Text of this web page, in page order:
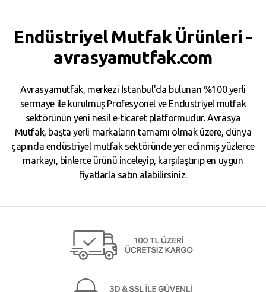
Endüstriyel Mutfak Ürünleri -
avrasyamutfak.com
Avrasyamutfak, merkezi İstanbul'da bulunan %100 yerli
sermaye ile kurulmuş Profesyonel ve Endüstriyel mutfak
sektörünün yeni nesil e-ticaret platformudur. Avrasya
Mutfak, başta yerli markaların tamamı olmak üzere, dünya
çapında endüstriyel mutfak sektöründe yer edinmiş yüzlerce
markayı, binlerce ürünü inceleyip, karşılaştırıp en uygun
fiyatlarla satın alabilirsiniz.